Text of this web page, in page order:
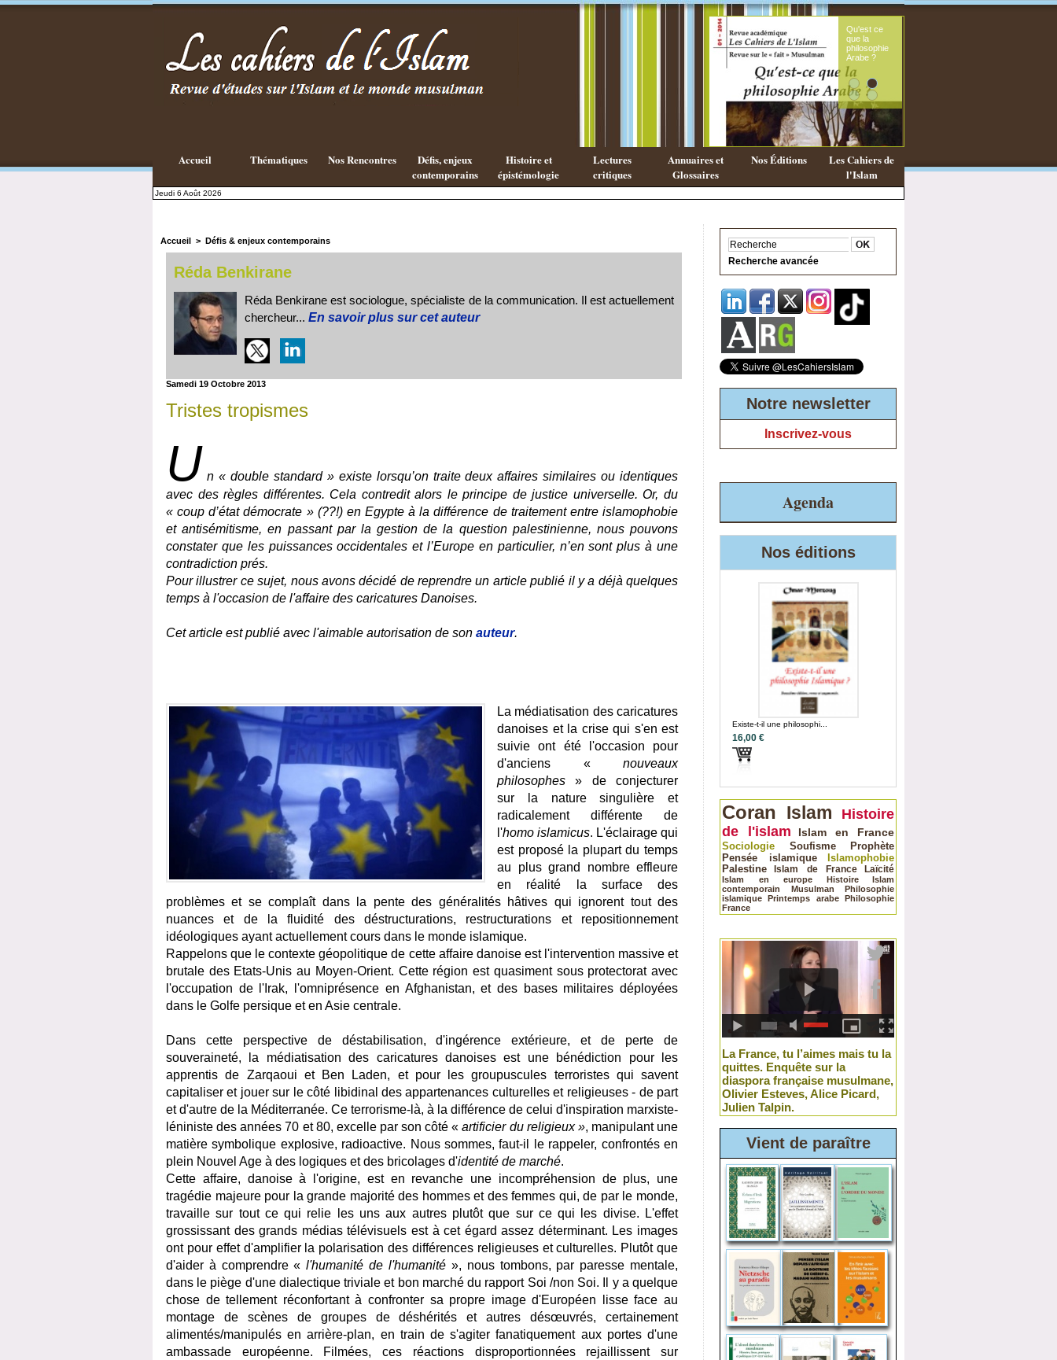
Existe-t-il
une
philosophie
Islamique ?
Le souffle
féminin du
message
coranique
Accueil Thématiques Nos Rencontres
Défis, enjeux
contemporains
Histoire et
épistémologie
Lectures
critiques
Annuaires et
Glossaires
Nos Éditions
Les Cahiers de
l'Islam
Jeudi 6 Août 2026
Accueil > Défis & enjeux contemporains
Réda Benkirane
Réda Benkirane est sociologue, spécialiste de la communication. Il est actuellement
chercheur... En savoir plus sur cet auteur
Samedi 19 Octobre 2013
Tristes tropismes
U n « double standard » existe lorsqu’on traite deux affaires similaires ou identiques
avec des règles différentes. Cela contredit alors le principe de justice universelle. Or, du
« coup d’état démocrate » (??!) en Egypte à la différence de traitement entre islamophobie
et antisémitisme, en passant par la gestion de la question palestinienne, nous pouvons
constater que les puissances occidentales et l’Europe en particulier, n’en sont plus à une
contradiction prés.
Pour illustrer ce sujet, nous avons décidé de reprendre un article publié il y a déjà quelques
temps à l'occasion de l'affaire des caricatures Danoises.
Cet article est publié avec l'aimable autorisation de son auteur.
La médiatisation des caricatures
danoises et la crise qui s'en est
suivie ont été l'occasion pour
d'anciens « nouveaux
philosophes» de conjecturer
sur la nature singulière et
radicalement différente de
l'homo islamicus. L'éclairage qui
est proposé la plupart du temps
au plus grand nombre effleure
en réalité la surface des
problèmes et se complaît dans la pente des généralités hâtives qui ignorent tout des
nuances et de la fluidité des déstructurations, restructurations et repositionnement
idéologiques ayant actuellement cours dans le monde islamique.
Rappelons que le contexte géopolitique de cette affaire danoise est l'intervention massive et
brutale des Etats-Unis au Moyen-Orient. Cette région est quasiment sous protectorat avec
l'occupation de l'Irak, l'omniprésence en Afghanistan, et des bases militaires déployées
dans le Golfe persique et en Asie centrale.
Dans cette perspective de déstabilisation, d'ingérence extérieure, et de perte de
souveraineté, la médiatisation des caricatures danoises est une bénédiction pour les
apprentis de Zarqaoui et Ben Laden, et pour les groupuscules terroristes qui savent
capitaliser et jouer sur le côté libidinal des appartenances culturelles et religieuses - de part
et d'autre de la Méditerranée. Ce terrorisme-là, à la différence de celui d'inspiration marxiste-
léniniste des années 70 et 80, excelle par son côté « artificier du religieux », manipulant une
matière symbolique explosive, radioactive. Nous sommes, faut-il le rappeler, confrontés en
plein Nouvel Age à des logiques et des bricolages d'identité de marché.
Cette affaire, danoise à l'origine, est en revanche une incompréhension de plus, une
tragédie majeure pour la grande majorité des hommes et des femmes qui, de par le monde,
travaille sur tout ce qui relie les uns aux autres plutôt que sur ce qui les divise. L'effet
grossissant des grands médias télévisuels est à cet égard assez déterminant. Les images
ont pour effet d'amplifier la polarisation des différences religieuses et culturelles. Plutôt que
d'aider à comprendre «l'humanitéde l'humanité », nous tombons, par paresse mentale,
dans le piège d'une dialectique triviale et bon marché du rapport Soi /non Soi. Il y a quelque
chose de tellement réconfortant à confronter sa propre image d'Européen lisse face au
montage de scènes de groupes de déshérités et autres désœuvrés, certainement
alimentés/manipulés en arrière-plan, en train de s'agiter fanatiquement aux portes d'une
ambassade européenne. Filmées, ces réactions disproportionnées rejaillissent sur
Recherche avancée
Notre newsletter
Inscrivez-vous
Agenda
Nos éditions
Existe-t-il une philosophi...
16,00 €
Coran Islam
Histoire
de l'islam
Islam en France
Sociologie Soufisme
Prophète
Pensée islamique
Islamophobie
Palestine Islam de France
Laïcité
Islam en europe
Histoire
Islam
contemporain
Musulman
Philosophie
islamique Printemps arabe Philosophie
France
La France, tu l’aimes mais tu la
quittes. Enquête sur la
diaspora française musulmane,
Olivier Esteves, Alice Picard,
Julien Talpin.
Vient de paraître